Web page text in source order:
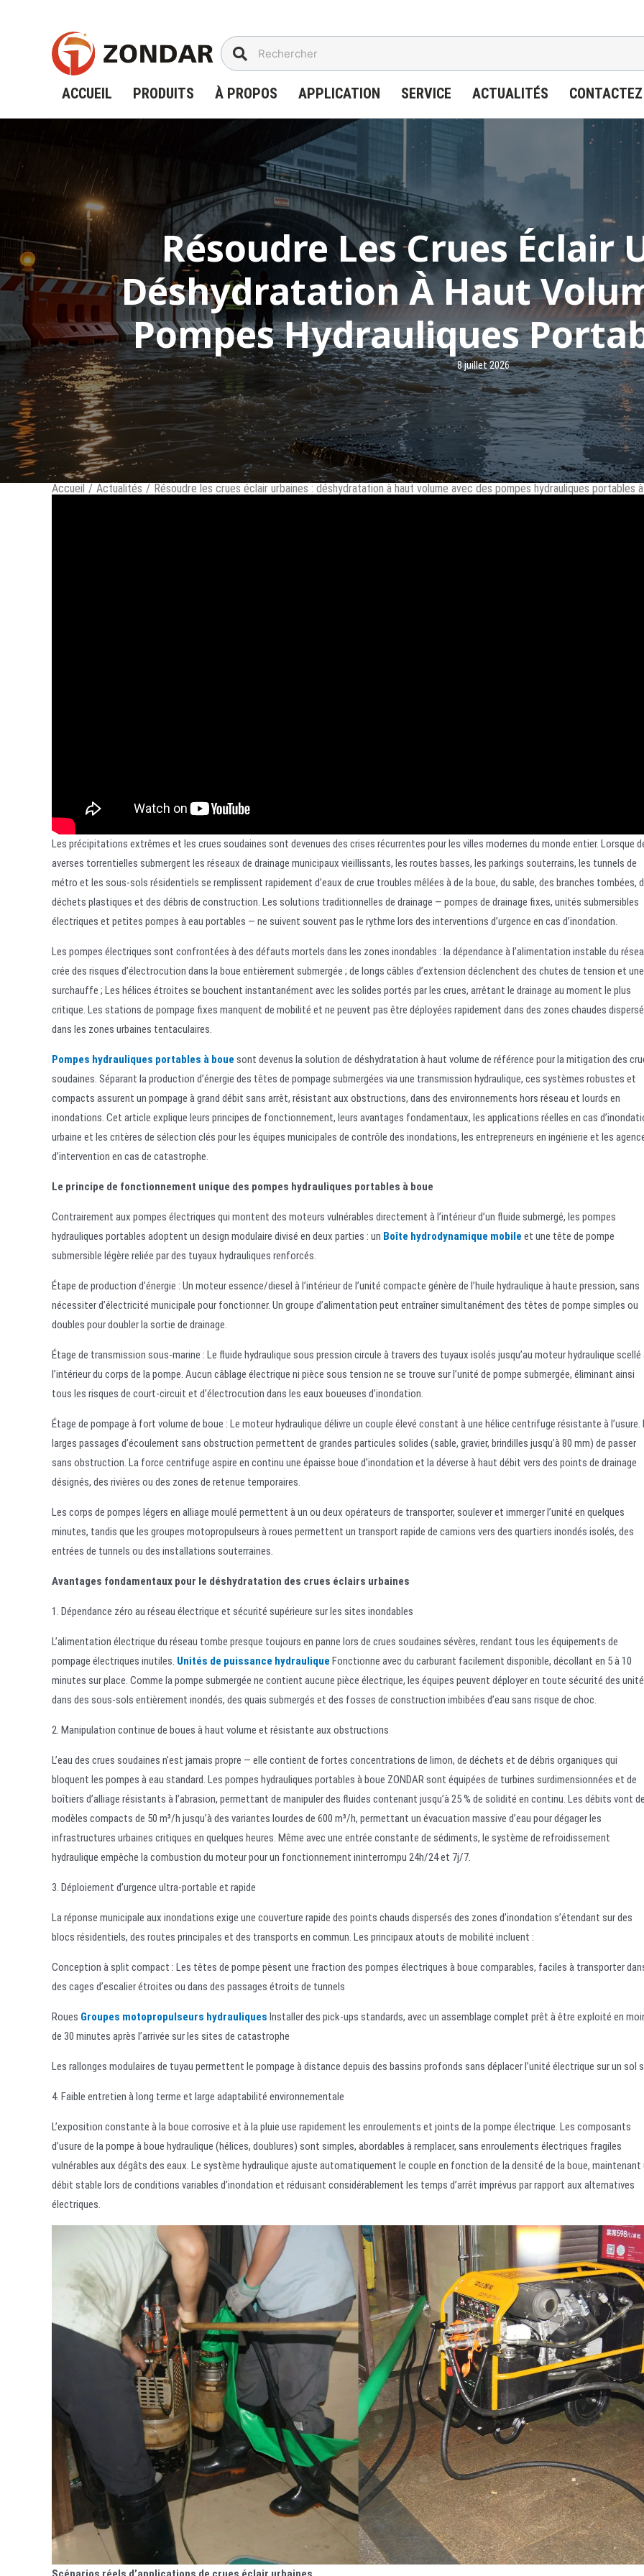
ACCUEIL PRODUITS À PROPOS APPLICATION SERVICE ACTUALITÉS CONTACTEZ
Résoudre Les Crues Éclair
Déshydratation À Haut
Pompes Hydrauliques
8 juillet 2026
Accueil / Actualités / Résoudre les crues éclair urbaines : déshydratation à haut volume avec des pompes hydrauliques portables
Les précipitations extrêmes et les crues soudaines sont devenues des crises récurrentes pour les villes modernes du monde entier. Lorsque
averses torrentielles submergent les réseaux de drainage municipaux vieillissants, les routes basses, les parkings souterrains, les tunnels de
métro et les sous-sols résidentiels se remplissent rapidement d’eaux de crue troubles mêlées à de la boue, du sable, des branches tombées,
déchets plastiques et des débris de construction. Les solutions traditionnelles de drainage — pompes de drainage fixes, unités submersibles
électriques et petites pompes à eau portables — ne suivent souvent pas le rythme lors des interventions d’urgence en cas d’inondation.
Les pompes électriques sont confrontées à des défauts mortels dans les zones inondables : la dépendance à l’alimentation instable du
crée des risques d’électrocution dans la boue entièrement submergée ; de longs câbles d’extension déclenchent des chutes de tension et une
surchauffe ; Les hélices étroites se bouchent instantanément avec les solides portés par les crues, arrêtant le drainage au moment le plus
critique. Les stations de pompage fixes manquent de mobilité et ne peuvent pas être déployées rapidement dans des zones chaudes
dans les zones urbaines tentaculaires.
Pompes hydrauliques portables à boue sont devenus la solution de déshydratation à haut volume de référence pour la mitigation des
soudaines. Séparant la production d’énergie des têtes de pompage submergées via une transmission hydraulique, ces systèmes robustes et
compacts assurent un pompage à grand débit sans arrêt, résistant aux obstructions, dans des environnements hors réseau et lourds en
inondations. Cet article explique leurs principes de fonctionnement, leurs avantages fondamentaux, les applications réelles en cas
urbaine et les critères de sélection clés pour les équipes municipales de contrôle des inondations, les entrepreneurs en ingénierie et les
d’intervention en cas de catastrophe.
Le principe de fonctionnement unique des pompes hydrauliques portables à boue
Contrairement aux pompes électriques qui montent des moteurs vulnérables directement à l’intérieur d’un fluide submergé, les pompes
hydrauliques portables adoptent un design modulaire divisé en deux parties : un Boîte hydrodynamique mobile et une tête de pompe
submersible légère reliée par des tuyaux hydrauliques renforcés.
Étape de production d’énergie : Un moteur essence/diesel à l’intérieur de l’unité compacte génère de l’huile hydraulique à haute pression, sans
nécessiter d’électricité municipale pour fonctionner. Un groupe d’alimentation peut entraîner simultanément des têtes de pompe simples ou
doubles pour doubler la sortie de drainage.
Étage de transmission sous-marine : Le fluide hydraulique sous pression circule à travers des tuyaux isolés jusqu’au moteur hydraulique scellé
l’intérieur du corps de la pompe. Aucun câblage électrique ni pièce sous tension ne se trouve sur l’unité de pompe submergée, éliminant ainsi
tous les risques de court-circuit et d’électrocution dans les eaux boueuses d’inondation.
Étage de pompage à fort volume de boue : Le moteur hydraulique délivre un couple élevé constant à une hélice centrifuge résistante à l’usure.
larges passages d’écoulement sans obstruction permettent de grandes particules solides (sable, gravier, brindilles jusqu’à 80 mm) de passer
sans obstruction. La force centrifuge aspire en continu une épaisse boue d’inondation et la déverse à haut débit vers des points de drainage
désignés, des rivières ou des zones de retenue temporaires.
Les corps de pompes légers en alliage moulé permettent à un ou deux opérateurs de transporter, soulever et immerger l’unité en quelques
minutes, tandis que les groupes motopropulseurs à roues permettent un transport rapide de camions vers des quartiers inondés isolés, des
entrées de tunnels ou des installations souterraines.
Avantages fondamentaux pour le déshydratation des crues éclairs urbaines
1. Dépendance zéro au réseau électrique et sécurité supérieure sur les sites inondables
L’alimentation électrique du réseau tombe presque toujours en panne lors de crues soudaines sévères, rendant tous les équipements de
pompage électriques inutiles. Unités de puissance hydraulique Fonctionne avec du carburant facilement disponible, décollant en 5 à 10
minutes sur place. Comme la pompe submergée ne contient aucune pièce électrique, les équipes peuvent déployer en toute sécurité des
dans des sous-sols entièrement inondés, des quais submergés et des fosses de construction imbibées d’eau sans risque de choc.
2. Manipulation continue de boues à haut volume et résistante aux obstructions
L’eau des crues soudaines n’est jamais propre — elle contient de fortes concentrations de limon, de déchets et de débris organiques qui
bloquent les pompes à eau standard. Les pompes hydrauliques portables à boue ZONDAR sont équipées de turbines surdimensionnées et de
boîtiers d’alliage résistants à l’abrasion, permettant de manipuler des fluides contenant jusqu’à 25 % de solidité en continu. Les débits vont
modèles compacts de 50 m³/h jusqu’à des variantes lourdes de 600 m³/h, permettant un évacuation massive d’eau pour dégager les
infrastructures urbaines critiques en quelques heures. Même avec une entrée constante de sédiments, le système de refroidissement
hydraulique empêche la combustion du moteur pour un fonctionnement ininterrompu 24h/24 et 7j/7.
3. Déploiement d’urgence ultra-portable et rapide
La réponse municipale aux inondations exige une couverture rapide des points chauds dispersés des zones d’inondation s’étendant sur des
blocs résidentiels, des routes principales et des transports en commun. Les principaux atouts de mobilité incluent :
Conception à split compact : Les têtes de pompe pèsent une fraction des pompes électriques à boue comparables, faciles à transporter
des cages d’escalier étroites ou dans des passages étroits de tunnels
Roues Groupes motopropulseurs hydrauliques Installer des pick-ups standards, avec un assemblage complet prêt à être exploité en
de 30 minutes après l’arrivée sur les sites de catastrophe
Les rallonges modulaires de tuyau permettent le pompage à distance depuis des bassins profonds sans déplacer l’unité électrique sur un sol
4. Faible entretien à long terme et large adaptabilité environnementale
L’exposition constante à la boue corrosive et à la pluie use rapidement les enroulements et joints de la pompe électrique. Les composants
d’usure de la pompe à boue hydraulique (hélices, doublures) sont simples, abordables à remplacer, sans enroulements électriques fragiles
vulnérables aux dégâts des eaux. Le système hydraulique ajuste automatiquement le couple en fonction de la densité de la boue, maintenant
débit stable lors de conditions variables d’inondation et réduisant considérablement les temps d’arrêt imprévus par rapport aux alternatives
électriques.